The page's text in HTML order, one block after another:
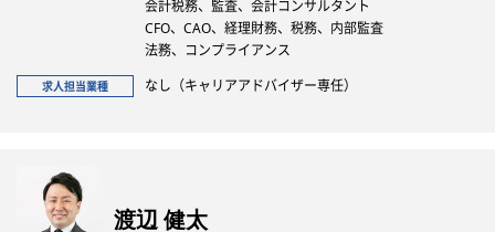
会計税務、監査、会計コンサルタント
CFO、CAO、経理財務、税務、内部監査
法務、コンプライアンス
求人担当業種 なし（キャリアアドバイザー専任）
渡辺 健太